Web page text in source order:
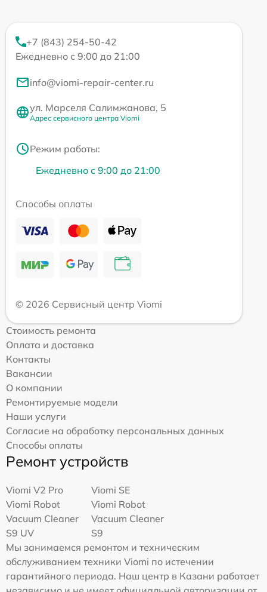
+7 (843) 254-50-42
Ежедневно с 9:00 до 21:00
info@viomi-repair-center.ru
ул. Марселя Салимжанова, 5
Адрес сервисного центра Viomi
Режим работы:
Ежедневно с 9:00 до 21:00
Способы оплаты
© 2026 Сервисный центр Viomi
Стоимость ремонта
Оплата и доставка
Контакты
Вакансии
О компании
Ремонтируемые модели
Наши услуги
Согласие на обработку персональных данных
Способы оплаты
Ремонт устройств
Viomi V2 Pro
Viomi SE
Viomi Robot
Vacuum Cleaner
S9 UV
Viomi Robot
Vacuum Cleaner
S9
Мы занимаемся ремонтом и техническим
обслуживанием техники Viomi по истечении
гарантийного периода. Наш центр в Казани работает